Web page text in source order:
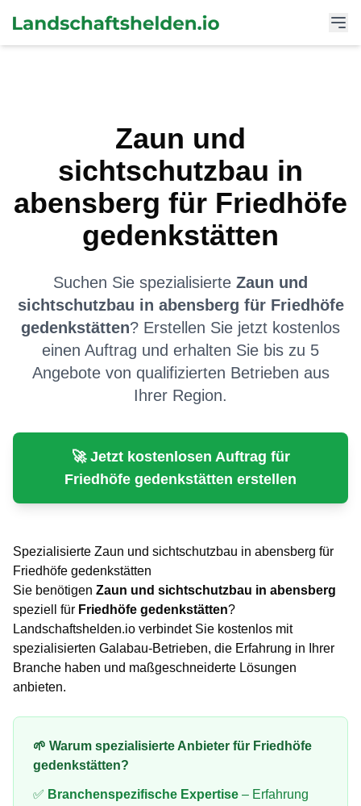
Zaun und
sichtschutzbau in
abensberg für Friedhöfe
gedenkstätten
Suchen Sie spezialisierte Zaun und
sichtschutzbau in abensberg für Friedhöfe
gedenkstätten? Erstellen Sie jetzt kostenlos
einen Auftrag und erhalten Sie bis zu 5
Angebote von qualifizierten Betrieben aus
Ihrer Region.
🚀 Jetzt kostenlosen Auftrag für
Friedhöfe gedenkstätten erstellen
Spezialisierte Zaun und sichtschutzbau in abensberg für
Friedhöfe gedenkstätten
Sie benötigen Zaun und sichtschutzbau in abensberg
speziell für Friedhöfe gedenkstätten?
Landschaftshelden.io verbindet Sie kostenlos mit
spezialisierten Galabau-Betrieben, die Erfahrung in Ihrer
Branche haben und maßgeschneiderte Lösungen
anbieten.
🌱 Warum spezialisierte Anbieter für Friedhöfe
gedenkstätten?
✅ Branchenspezifische Expertise – Erfahrung